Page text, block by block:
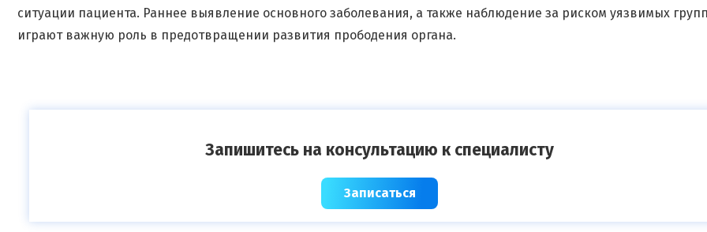
ситуации пациента. Раннее выявление основного заболевания, а также наблюдение за риском уязвимых
играют важную роль в предотвращении развития прободения органа.
Запишитесь на консультацию к специалисту
Записаться